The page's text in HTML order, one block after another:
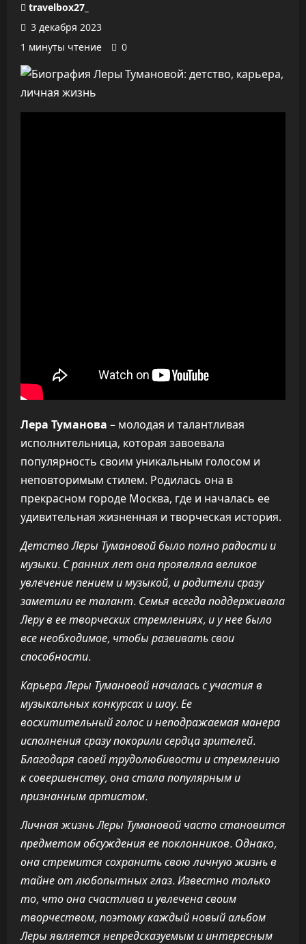
travelbox27_
3 декабря 2023
1 минуты чтение
0
Лера Туманова – молодая и талантливая
исполнительница, которая завоевала
популярность своим уникальным голосом и
неповторимым стилем. Родилась она в
прекрасном городе Москва, где и началась ее
удивительная жизненная и творческая история.
Детство Леры Тумановой было полно радости и
музыки. С ранних лет она проявляла великое
увлечение пением и музыкой, и родители сразу
заметили ее талант. Семья всегда поддерживала
Леру в ее творческих стремлениях, и у нее было
все необходимое, чтобы развивать свои
способности.
Карьера Леры Тумановой началась с участия в
музыкальных конкурсах и шоу. Ее
восхитительный голос и неподражаемая манера
исполнения сразу покорили сердца зрителей.
Благодаря своей трудолюбивости и стремлению
к совершенству, она стала популярным и
признанным артистом.
Личная жизнь Леры Тумановой часто становится
предметом обсуждения ее поклонников. Однако,
она стремится сохранить свою личную жизнь в
тайне от любопытных глаз. Известно только
то, что она счастлива и увлечена своим
творчеством, поэтому каждый новый альбом
Леры является непредсказуемым и интересным